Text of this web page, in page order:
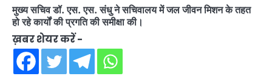
मुख्य सचिव डॉ. एस. एस. संधु ने सचिवालय में जल जीवन मिशन के तहत
हो रहे कार्यों की प्रगति की समीक्षा की।
ख़बर शेयर करें -